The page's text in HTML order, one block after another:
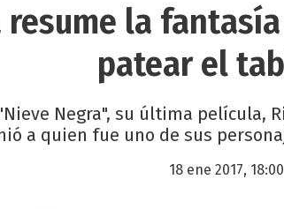
la
patear el
Negra", su última película,
a quien fue uno de sus
18 ene 2017, 18:00